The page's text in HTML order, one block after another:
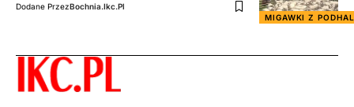
MIGAWKI Z
Dodane PrzezBochnia.ikc.pl